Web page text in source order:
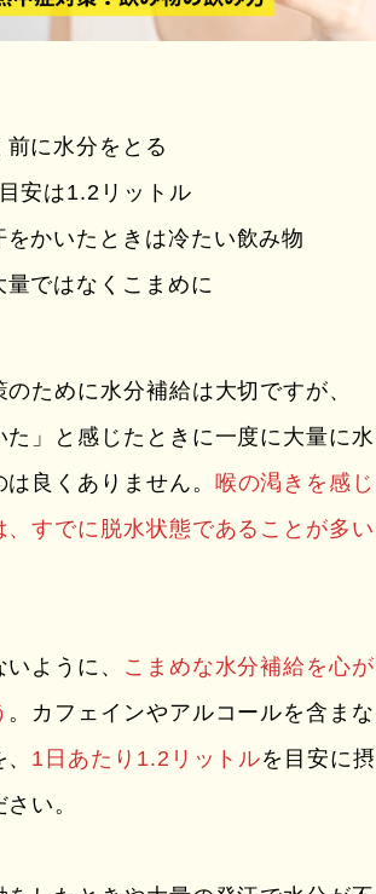
前に水分をとる
安は1.2リットル
をかいたときは冷たい飲み物
量ではなくこまめに
ために水分補給は大切ですが、
た」と感じたときに一度に大量に水
良くありません。 喉の渇きを感じ
、すでに脱水状態であることが多い
ように、
こまめな水分補給を心が
。カフェインやアルコールを含まな
1日あたり1.2リットルを目安に摂
い。